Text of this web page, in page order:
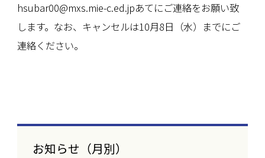
hsubar00@mxs.mie-c.ed.jpあてにご連絡をお願い致
します。なお、キャンセルは10月8日（水）までにご
連絡ください。
お知らせ（月別）